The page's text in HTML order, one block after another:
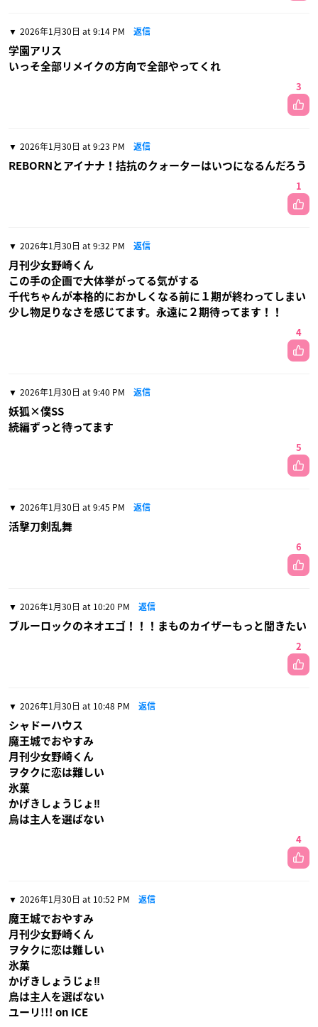
2026年1月30日 at 9:14 PM 返信
学園アリス
いっそ全部リメイクの方向で全部やってくれ
3
2026年1月30日 at 9:23 PM 返信
REBORNとアイナナ！拮抗のクォーターはいつになるんだろう
1
2026年1月30日 at 9:32 PM 返信
月刊少女野崎くん
この手の企画で大体挙がってる気がする
千代ちゃんが本格的におかしくなる前に１期が終わってしまい
少し物足りなさを感じてます。永遠に２期待ってます！！
4
2026年1月30日 at 9:40 PM 返信
妖狐×僕SS
続編ずっと待ってます
5
2026年1月30日 at 9:45 PM 返信
活撃刀剣乱舞
6
2026年1月30日 at 10:20 PM 返信
ブルーロックのネオエゴ！！！まものカイザーもっと聞きたい
2
2026年1月30日 at 10:48 PM 返信
シャドーハウス
魔王城でおやすみ
月刊少女野崎くん
ヲタクに恋は難しい
氷菓
かげきしょうじょ‼︎
烏は主人を選ばない
4
2026年1月30日 at 10:52 PM 返信
魔王城でおやすみ
月刊少女野崎くん
ヲタクに恋は難しい
氷菓
かげきしょうじょ‼︎
烏は主人を選ばない
ユーリ!!! on ICE